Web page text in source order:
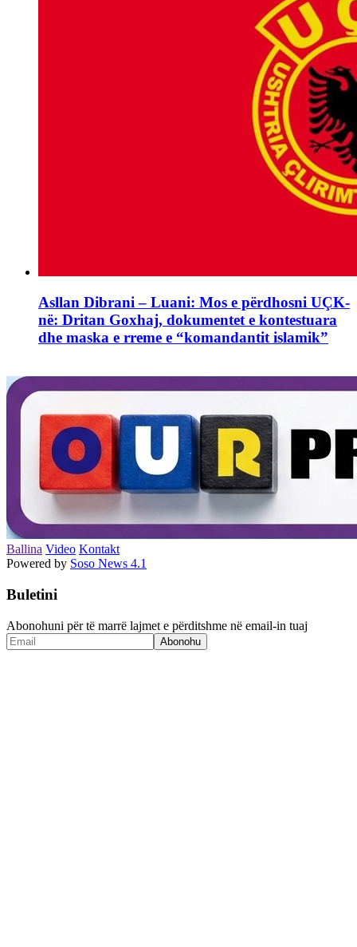
Asllan Dibrani – Luani: Mos e përdhosni UÇK-
në: Dritan Goxhaj, dokumentet e kontestuara
dhe maska e rreme e “komandantit islamik”
Ballina Video Kontakt
Powered by Soso News 4.1
Buletini
Abonohuni për të marrë lajmet e përditshme në email-in tuaj
Abonohu